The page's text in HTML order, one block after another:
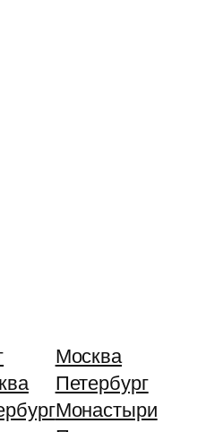
Москва
Петербург
Монастыри